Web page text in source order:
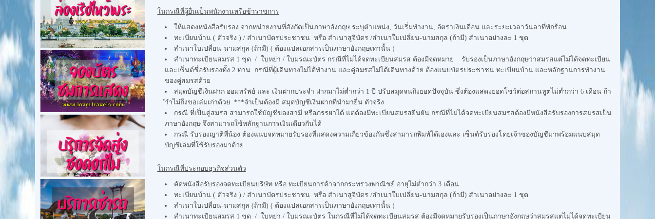
ในกรณีที่ผู้ยื่นเป็นพนักงานหรือข้าราชการ
ให้แสดงหนังสือรับรอง จากหน่วยงานที่สังกัดเป็นภาษาอังกฤษ ระบุตำแหน่ง, วันเริ่มทำงาน, อัตราเงินเดือน และระยะเวลาวันลาที่พักร้อน
ทะเบียนบ้าน ( ตัวจริง ) / สำเนาบัตรประชาชน หรือ สำเนาสูจิบัตร /สำเนาใบเปลี่ยน-นามสกุล (ถ้ามี) สำเนาอย่างละ 1 ชุด
สำเนาใบเปลี่ยน-นามสกุล (ถ้ามี) ( ต้องแปลเอกสารเป็นภาษาอังกฤษเท่านั้น )
สำเนาทะเบียนสมรส 1 ชุด / ใบหย่า / ใบมรณะบัตร กรณีที่ไม่ได้จดทะเบียนสมรส ต้องมีจดหมาย รับรองเป็นภาษาอังกฤษว่าสมรสแต่ไม่ได้จดทะเบียน
และเซ็นต์ชื่อรับรองทั้ง 2 ท่าน กรณีที่ผู้เดินทางไม่ได้ทำงาน และคู่สมรสไม่ได้เดินทางด้วย ต้องแนบบัตรประชาชน ทะเบียนบ้าน และหลักฐานการทำงาน
ของคู่สมรสด้วย
สมุดบัญชีเงินฝาก ออมทรัพย์ และ เงินฝากประจำ ฝากมาไม่ต่ำกว่า 1 ปี ปรับสมุดจนถึงยอดปัจจุบัน ซึ่งต้องแสดงยอดโชว์ต่อสถานทูตไม่ต่ำกว่า 6 เดือน ถ้า
ำำไม่ถึงขอเล่มเก่าด้วย ***จำเป็นต้องมี สมุดบัญชีเงินฝากที่นำมายื่น ตัวจริง
กรณี ที่เป็นคู่สมรส สามารถใช้บัญชีของสามี หรือภรรยาได้ แต่ต้องมีทะเบียนสมรสยืนยัน กรณีที่ไม่ได้จดทะเบียนสมรสต้องมีหนังสือรับรองการสมรสเป็น
ภาษาอังกฤษ จึงสามารถใช้หลักฐานการเงินเดียวกันได้
กรณี รับรองญาติพี่น้อง ต้องแนบจดหมายรับรองที่แสดงความเกี่ยวข้องกันซึ่งสามารถพิมพ์ได้เองและ เซ็นต์รับรองโดยเจ้าของบัญชีมาพร้อมแนบสมุด
บัญชีเล่มที่ใช้รับรองมาด้วย
ในกรณีที่ประกอบธุรกิจส่วนตัว
คัดหนังสือรับรองจดทะเบียนบริษัท หรือ ทะเบียนการค้าจากกระทรวงพาณิชย์ อายุไม่ต่ำกว่า 3 เดือน
ทะเบียนบ้าน ( ตัวจริง ) / สำเนาบัตรประชาชน หรือ สำเนาสูจิบัตร /สำเนาใบเปลี่ยน-นามสกุล (ถ้ามี) สำเนาอย่างละ 1 ชุด
สำเนาใบเปลี่ยน-นามสกุล (ถ้ามี) ( ต้องแปลเอกสารเป็นภาษาอังกฤษเท่านั้น )
สำเนาทะเบียนสมรส 1 ชุด / ใบหย่า / ใบมรณะบัตร ในกรณีที่ไม่ได้จดทะเบียนสมรส ต้องมีจดหมายรับรองเป็นภาษาอังกฤษว่าสมรสแต่ไม่ได้จดทะเบียน